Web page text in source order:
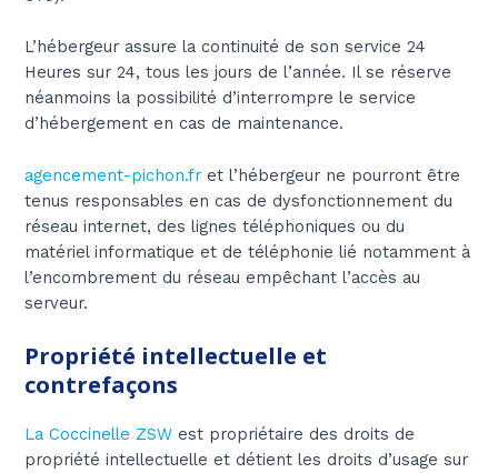
L’hébergeur assure la continuité de son service 24
Heures sur 24, tous les jours de l’année. Il se réserve
néanmoins la possibilité d’interrompre le service
d’hébergement en cas de maintenance.
agencement-pichon.fr et l’hébergeur ne pourront être
tenus responsables en cas de dysfonctionnement du
réseau internet, des lignes téléphoniques ou du
matériel informatique et de téléphonie lié notamment à
l’encombrement du réseau empêchant l’accès au
serveur.
Propriété intellectuelle et
contrefaçons
La Coccinelle ZSW est propriétaire des droits de
propriété intellectuelle et détient les droits d’usage sur